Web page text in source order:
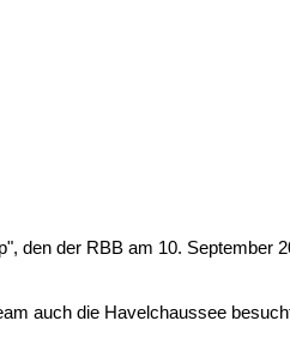
den der RBB am 10.
auch die Havelchaussee